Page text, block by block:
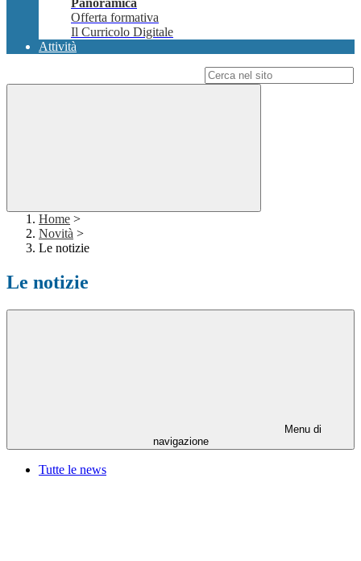
Panoramica
Offerta formativa
Il Curricolo Digitale
Attività
Home >
Novità >
Le notizie
Le notizie
Menu di
navigazione
Tutte le news